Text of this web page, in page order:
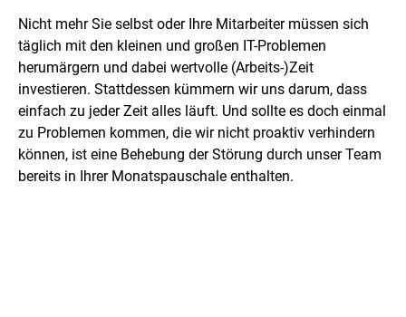
Nicht mehr Sie selbst oder Ihre Mitarbeiter müssen sich
täglich mit den kleinen und großen IT-Problemen
herumärgern und dabei wertvolle (Arbeits-)Zeit
investieren. Stattdessen kümmern wir uns darum, dass
einfach zu jeder Zeit alles läuft. Und sollte es doch einmal
zu Problemen kommen, die wir nicht proaktiv verhindern
können, ist eine Behebung der Störung durch unser Team
bereits in Ihrer Monatspauschale enthalten.